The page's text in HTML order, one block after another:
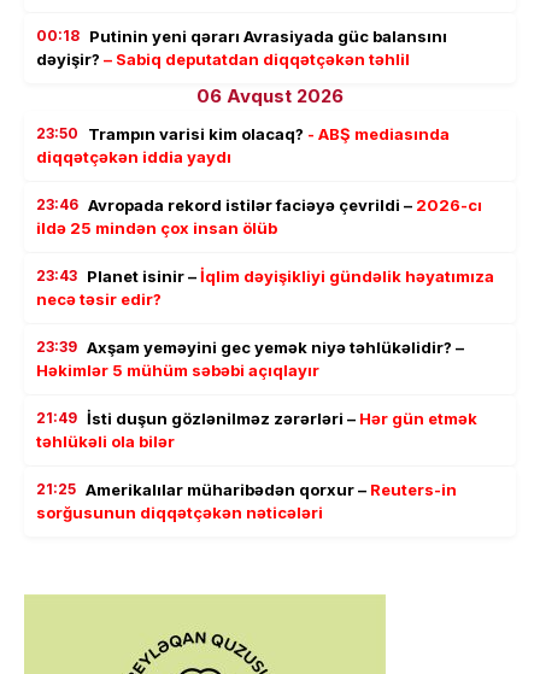
00:18 Putinin yeni qərarı Avrasiyada güc balansını
dəyişir? – Sabiq deputatdan diqqətçəkən təhlil
06 Avqust 2026
23:50 Trampın varisi kim olacaq? - ABŞ mediasında
diqqətçəkən iddia yaydı
23:46 Avropada rekord istilər faciəyə çevrildi – 2026-cı
ildə 25 mindən çox insan ölüb
23:43 Planet isinir –İqlim dəyişikliyi gündəlik həyatımıza
necə təsir edir?
23:39 Axşam yeməyini gec yemək niyə təhlükəlidir? –
Həkimlər 5 mühüm səbəbi açıqlayır
21:49 İsti duşun gözlənilməz zərərləri – Hər gün etmək
təhlükəli ola bilər
21:25 Amerikalılar müharibədən qorxur – Reuters-in
sorğusunun diqqətçəkən nəticələri